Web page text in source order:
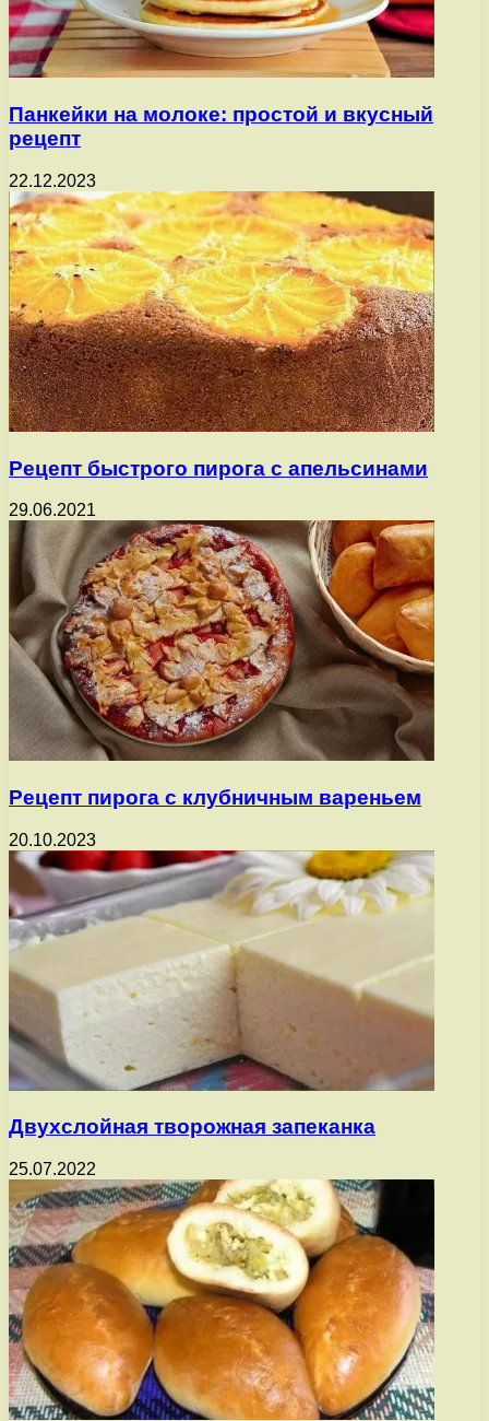
Панкейки на молоке: простой и вкусный
рецепт
22.12.2023
Рецепт быстрого пирога с апельсинами
29.06.2021
Рецепт пирога с клубничным вареньем
20.10.2023
Двухслойная творожная запеканка
25.07.2022